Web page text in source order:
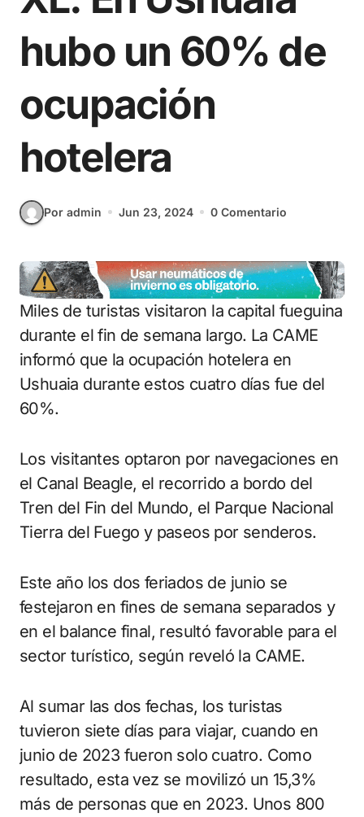
hubo un 60% de
ocupación
hotelera
Por admin Jun 23, 2024 0 Comentario
Miles de turistas visitaron la capital fueguina
durante el fin de semana largo. La CAME
informó que la ocupación hotelera en
Ushuaia durante estos cuatro días fue del
60%.
Los visitantes optaron por navegaciones en
el Canal Beagle, el recorrido a bordo del
Tren del Fin del Mundo, el Parque Nacional
Tierra del Fuego y paseos por senderos.
Este año los dos feriados de junio se
festejaron en fines de semana separados y
en el balance final, resultó favorable para el
sector turístico, según reveló la CAME.
Al sumar las dos fechas, los turistas
tuvieron siete días para viajar, cuando en
junio de 2023 fueron solo cuatro. Como
resultado, esta vez se movilizó un 15,3%
más de personas que en 2023. Unos 800